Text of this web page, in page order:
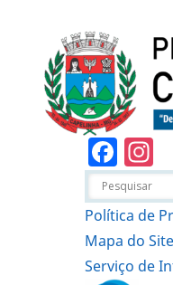
Política de
Mapa do Site
Serviço de